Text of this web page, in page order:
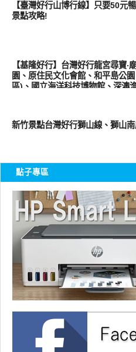
【臺灣好行山博行線】只要50元
景點攻略!
【基隆好行】台灣好行龍宮尋寶‧
園、原住民文化會館、和平島公
區)、國立海洋科技博物館、深澳
新竹景點台灣好行獅山線、獅山
點子專區